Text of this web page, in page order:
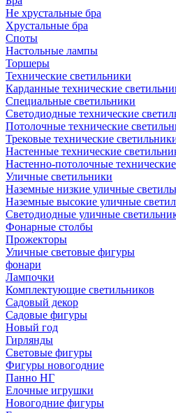
Не хрустальные бра
Хрустальные бра
Споты
Настольные лампы
Торшеры
Технические светильники
Карданные технические
Специальные светильники
Светодиодные технические
Потолочные технические
Трековые технические
Настенные технические
Настенно-потолочные
Уличные светильники
Наземные низкие уличные
Наземные высокие уличные
Светодиодные уличные
Фонарные столбы
Прожекторы
Уличные световые фигуры
фонари
Лампочки
Комплектующие светильников
Садовый декор
Садовые фигуры
Новый год
Гирлянды
Световые фигуры
Фигуры новогодние
Панно НГ
Елочные игрушки
Новогодние фигуры